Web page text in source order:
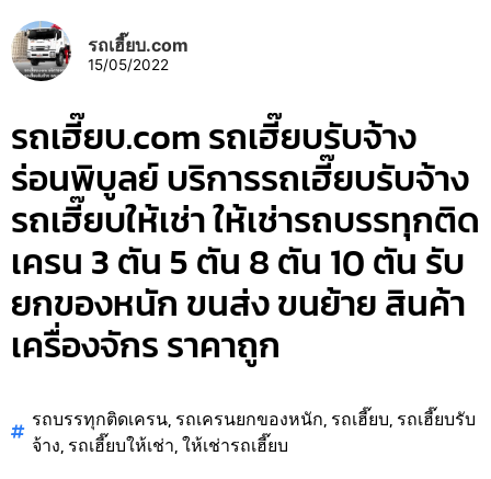
รถเฮี๊ยบ.com
15/05/2022
รถเฮี๊ยบ.com รถเฮี๊ยบรับจ้าง
ร่อนพิบูลย์ บริการรถเฮี๊ยบรับจ้าง
รถเฮี๊ยบให้เช่า ให้เช่ารถบรรทุกติด
เครน 3 ตัน 5 ตัน 8 ตัน 10 ตัน รับ
ยกของหนัก ขนส่ง ขนย้าย สินค้า
เครื่องจักร ราคาถูก
รถบรรทุกติดเครน, รถเครนยกของหนัก, รถเฮี๊ยบ, รถเฮี๊ยบรับ
จ้าง, รถเฮี๊ยบให้เช่า,ให้เช่ารถเฮี๊ยบ